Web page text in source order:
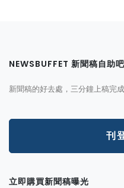
NEWSBUFFET 新聞稿自助吧
新聞稿的好去處，三分鐘上稿完
刊
立即購買新聞稿曝光